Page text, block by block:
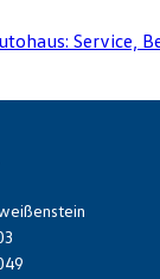
Service,